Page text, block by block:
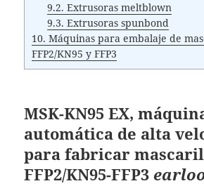
9.2. Extrusoras meltblown
9.3. Extrusoras spunbond
10. Máquinas para embalaje de
FFP2/KN95 y FFP3
MSK-KN95 EX, m
automática de alta
para fabricar
FFP2/KN95-FFP3